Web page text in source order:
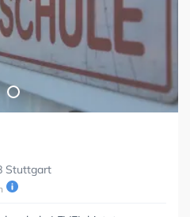
Stuttgart